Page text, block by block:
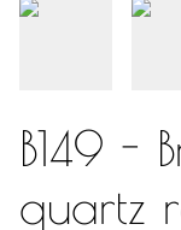
B149 -
quartz